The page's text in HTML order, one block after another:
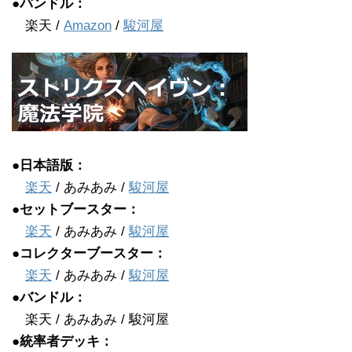
●バンドル：
楽天 / Amazon /駿河屋
●日本語版：
楽天 / あみあみ /駿河屋
●セットブースター：
楽天 / あみあみ /駿河屋
●コレクターブースター：
楽天 / あみあみ /駿河屋
●バンドル：
楽天 / あみあみ / 駿河屋
●統率者デッキ：